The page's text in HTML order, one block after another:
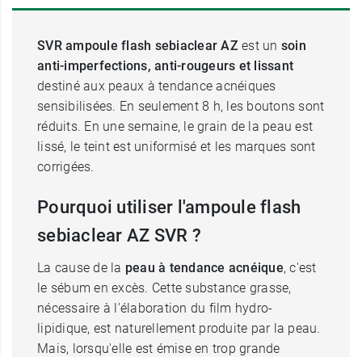
SVR ampoule flash sebiaclear AZ est un soin
anti-imperfections, anti-rougeurs et lissant
destiné aux peaux à tendance acnéiques
sensibilisées. En seulement 8 h, les boutons sont
réduits. En une semaine, le grain de la peau est
lissé, le teint est uniformisé et les marques sont
corrigées.
Pourquoi utiliser l'ampoule flash
sebiaclear AZ SVR ?
La cause de la peau à tendance acnéique, c'est
le sébum en excès. Cette substance grasse,
nécessaire à l'élaboration du film hydro-
lipidique, est naturellement produite par la peau.
Mais, lorsqu'elle est émise en trop grande